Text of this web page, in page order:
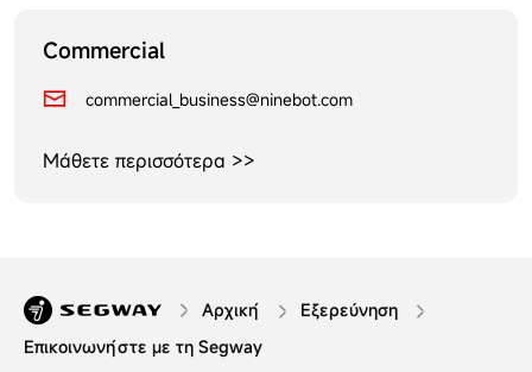
Commercial
commercial_business@ninebot.com
Μάθετε περισσότερα >>
Αρχική
Εξερεύνηση
Επικοινωνήστε με τη Segway